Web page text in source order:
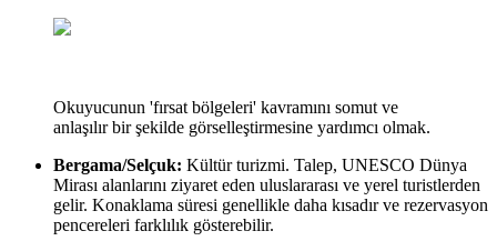
Okuyucunun 'fırsat bölgeleri' kavramını somut ve
anlaşılır bir şekilde görselleştirmesine yardımcı olmak.
Bergama/Selçuk: Kültür turizmi. Talep, UNESCO Dünya
Mirası alanlarını ziyaret eden uluslararası ve yerel turistlerden
gelir. Konaklama süresi genellikle daha kısadır ve rezervasyon
pencereleri farklılık gösterebilir.